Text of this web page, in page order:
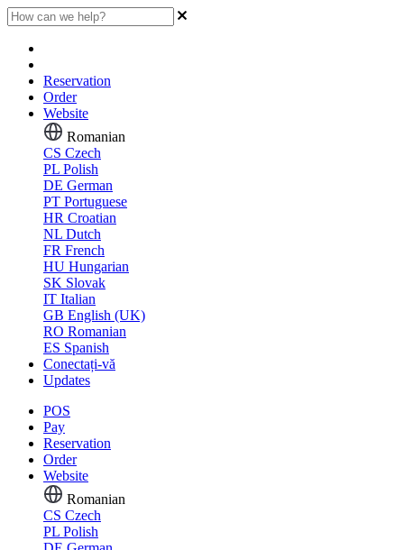
Reservation
Order
Website
Romanian
CS Czech
PL Polish
DE German
PT Portuguese
HR Croatian
NL Dutch
FR French
HU Hungarian
SK Slovak
IT Italian
GB English (UK)
RO Romanian
ES Spanish
Conectați-vă
Updates
POS
Pay
Reservation
Order
Website
Romanian
CS Czech
PL Polish